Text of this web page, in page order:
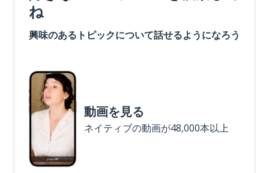
ね
興味のあるトピックについて話せるようになろう
動画を見る
ネイティブの動画が48,000本以上